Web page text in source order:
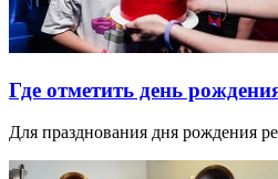
Где отметить день
Для празднования дня рождения